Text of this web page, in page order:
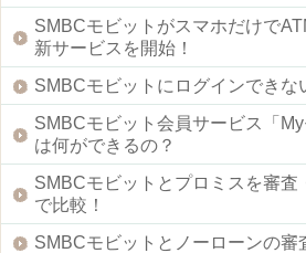
SMBCモビットがスマホだけで
新サービスを開始！
SMBCモビットにログインできな
SMBCモビット会員サービス「
は何ができるの？
SMBCモビットとプロミスを審査
で比較！
SMBCモビットとノーローンの審